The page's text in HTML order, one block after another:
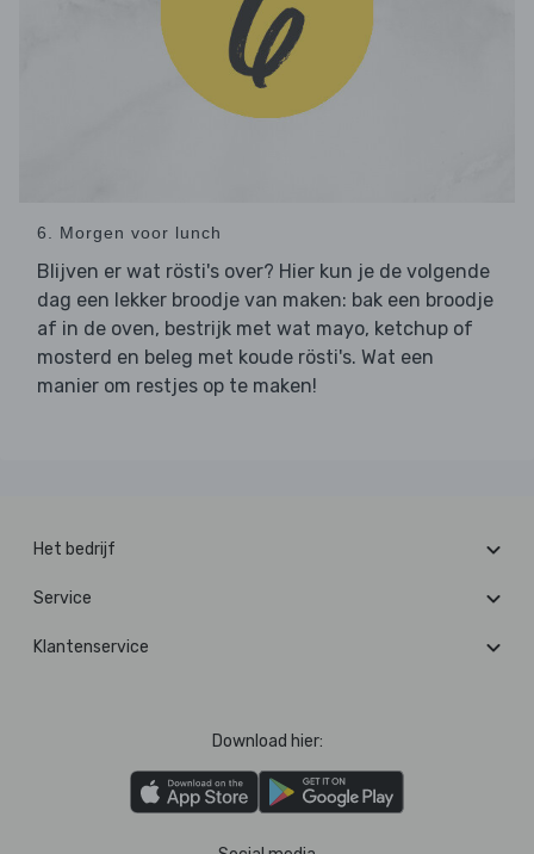
6. Morgen voor lunch
Blijven er wat rösti's over? Hier kun je de volgende
dag een lekker broodje van maken: bak een broodje
af in de oven, bestrijk met wat mayo, ketchup of
mosterd en beleg met koude rösti's. Wat een
manier om restjes op te maken!
Het bedrijf
Service
Klantenservice
Download hier: